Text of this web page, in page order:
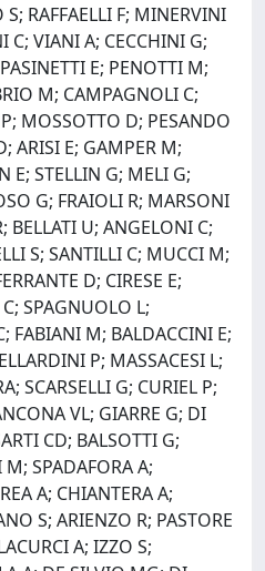
RAFFAELLI F; MINERVINI
C; VIANI A; CECCHINI G;
E; PENOTTI M;
M; CAMPAGNOLI C;
MOSSOTTO D; PESANDO
ARISI E; GAMPER M;
E; STELLIN G; MELI G;
G; FRAIOLI R; MARSONI
BELLATI U; ANGELONI C;
S; SANTILLI C; MUCCI M;
D; CIRESE E;
SPAGNUOLO L;
FABIANI M; BALDACCINI E;
P; MASSACESI L;
SCARSELLI G; CURIEL P;
VL; GIARRE G; DI
CD; BALSOTTI G;
SPADAFORA A;
A; CHIANTERA A;
S; ARIENZO R; PASTORE
A; IZZO S;